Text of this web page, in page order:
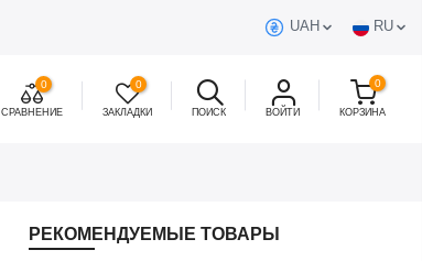
UAH RU
0
СРАВНЕНИЕ
0
ЗАКЛАДКИ ПОИСК ВОЙТИ
0
КОРЗИНА
РЕКОМЕНДУЕМЫЕ ТОВАРЫ